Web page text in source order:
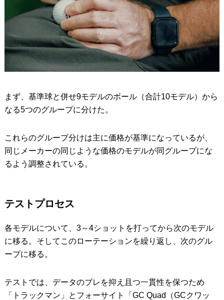
まず、基準球と併せ9モデルのボール（合計10モデル）から
なる5つのグループに分けた。
これらのグループ分けは主に価格が基準になっているが、
同じメーカーの同じような価格のモデルが同グループにな
るよう調整されている。
テストプロセス
各モデルについて、3～4ショットを打ってから次のモデル
に移る。そしてこのローテーションを繰り返し、次のグル
ープに移る。
テストでは、データのブレを抑え且つ一貫性を保つため
「トラックマン」とフォーサイト「GC Quad（GCクワッ